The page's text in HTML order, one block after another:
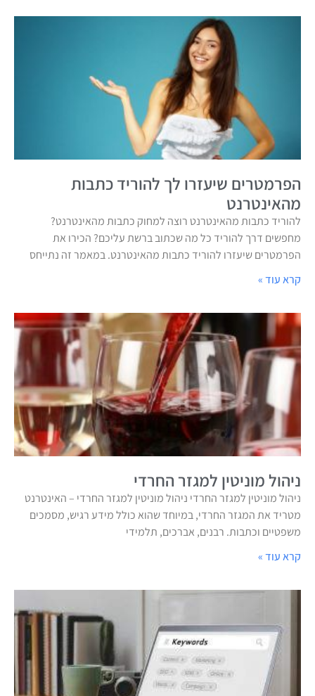
הפרמטרים שיעזרו לך להוריד כתבות
מהאינטרנט
להוריד כתבות מהאינטרנט רוצה למחוק כתבות מהאינטרנט?
מחפשים דרך להוריד כל מה שכתוב ברשת עליכם? הכירו את
הפרמטרים שיעזרו להוריד כתבות מהאינטרנט. במאמר זה נתייחס
קרא עוד »
ניהול מוניטין למגזר החרדי
ניהול מוניטין למגזר החרדי ניהול מוניטין למגזר החרדי – האינטרנט
מטריד את המגזר החרדי, במיוחד שהוא כולל מידע רגיש, מסמכים
משפטיים וכתבות. רבנים, אברכים, תלמידי
קרא עוד »